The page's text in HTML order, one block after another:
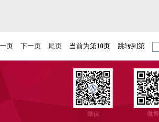
一页 下一页 尾页 当前为第10页
跳转到第
微信 微博